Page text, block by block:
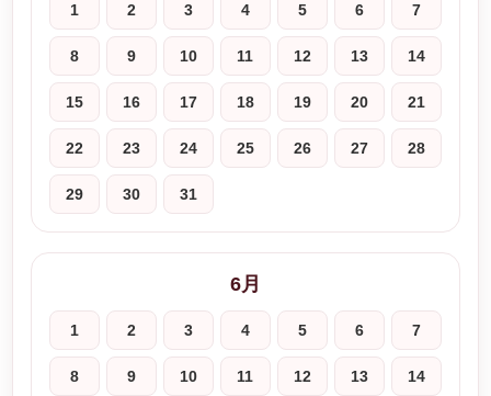
1 2 3 4 5 6 7
8 9 10 11 12 13 14
15 16 17 18 19 20 21
22 23 24 25 26 27 28
29 30 31
6月
1 2 3 4 5 6 7
8 9 10 11 12 13 14